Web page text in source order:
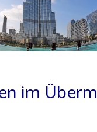
im